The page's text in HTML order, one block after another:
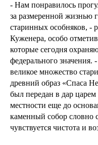
- Нам понравилось
за размеренной жизнью
старинных особняков, -
Куженера, особо
которые сегодня
федерального значения.
великое множество
древний образ «Спаса
был передан в дар
местности еще до
каменный собор словно
чувствуется чистота и